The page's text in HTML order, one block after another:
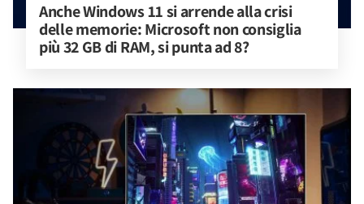
Anche Windows 11 si arrende alla crisi
delle memorie: Microsoft non consiglia
più 32 GB di RAM, si punta ad 8?